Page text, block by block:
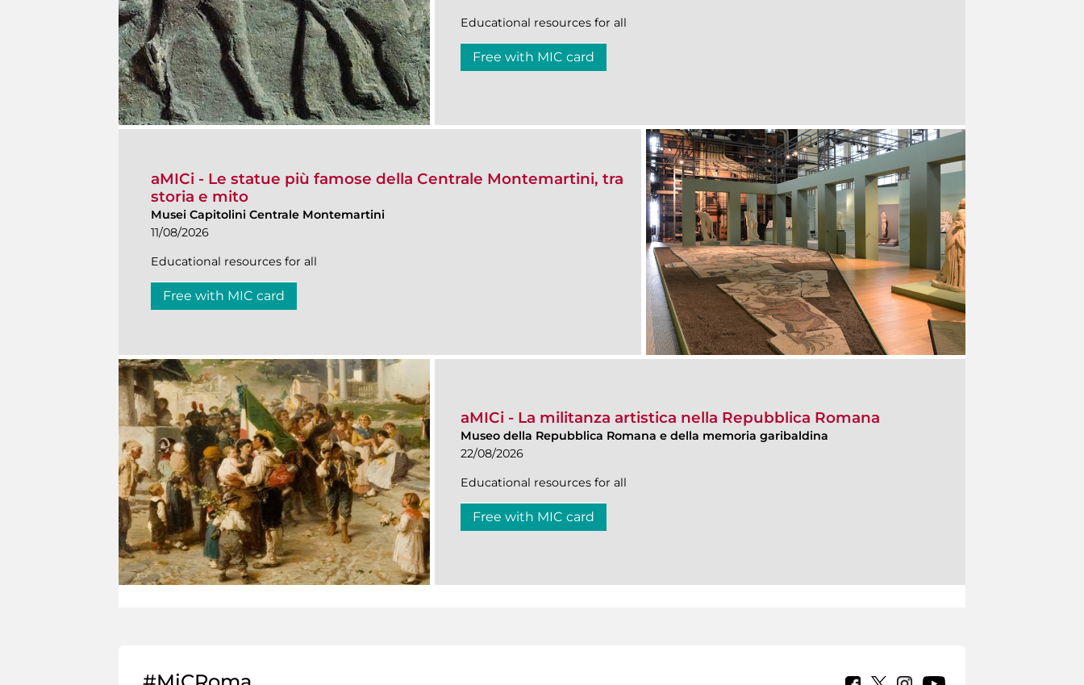
Educational resources for all
Free with MIC card
aMICi - Le statue più famose della Centrale Montemartini, tra
storia e mito
Musei Capitolini Centrale Montemartini
11/08/2026
Educational resources for all
Free with MIC card
aMICi - La militanza artistica nella Repubblica Romana
Museo della Repubblica Romana e della memoria garibaldina
22/08/2026
Educational resources for all
Free with MIC card